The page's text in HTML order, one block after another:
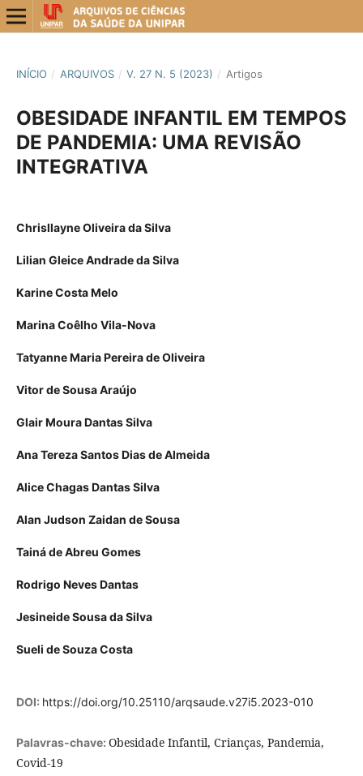
INÍCIO / ARQUIVOS / V. 27 N. 5 (2023) / Artigos
OBESIDADE INFANTIL EM TEMPOS
DE PANDEMIA: UMA REVISÃO
INTEGRATIVA
Chrisllayne Oliveira da Silva
Lilian Gleice Andrade da Silva
Karine Costa Melo
Marina Coêlho Vila-Nova
Tatyanne Maria Pereira de Oliveira
Vitor de Sousa Araújo
Glair Moura Dantas Silva
Ana Tereza Santos Dias de Almeida
Alice Chagas Dantas Silva
Alan Judson Zaidan de Sousa
Tainá de Abreu Gomes
Rodrigo Neves Dantas
Jesineide Sousa da Silva
Sueli de Souza Costa
DOI: https://doi.org/10.25110/arqsaude.v27i5.2023-010
Palavras-chave: Obesidade Infantil, Crianças, Pandemia,
Covid-19